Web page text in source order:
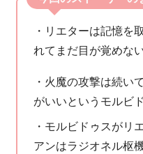
・リエターは記憶を
れてまだ目が覚めな
・火魔の攻撃は続い
がいいというモルビ
・モルビドゥスがリ
アンはラジオネル枢